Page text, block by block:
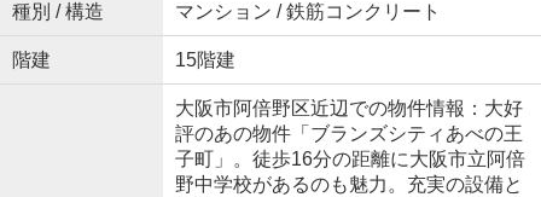
種別 / 構造 マンション / 鉄筋コンクリート
階建 15階建
大阪市阿倍野区近辺での物件情報：大好
評のあの物件「ブランズシティあべの王
子町」。徒歩16分の距離に大阪市立阿倍
野中学校があるのも魅力。充実の設備と